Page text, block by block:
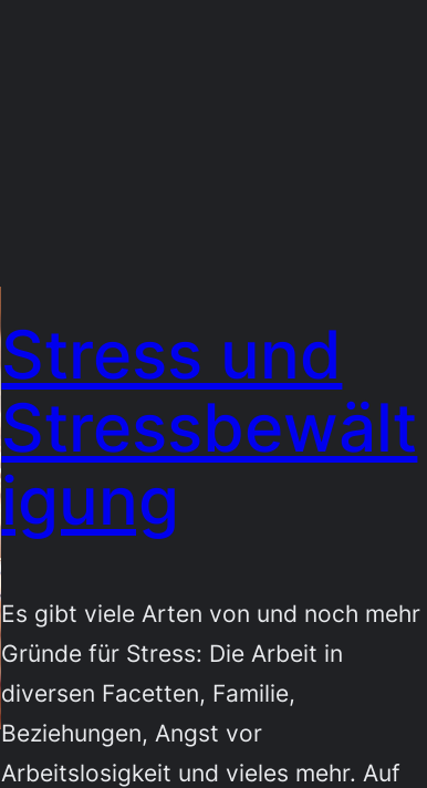
Stress und
Stressbewält
igung
Es gibt viele Arten von und noch mehr
Gründe für Stress: Die Arbeit in
diversen Facetten, Familie,
Beziehungen, Angst vor
Arbeitslosigkeit und vieles mehr. Auf